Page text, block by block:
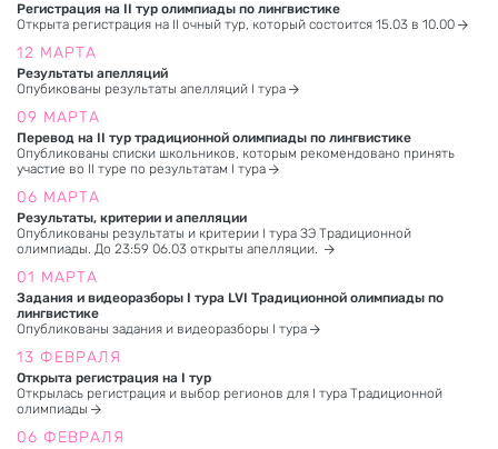
Регистрация на II тур олимпиады по лингвистике
Открыта регистрация на II очный тур, который состоится 15.03 в 10.00
12 МАРТА
Результаты апелляций
Опубикованы результаты апелляций I тура
09 МАРТА
Перевод на II тур традиционной олимпиады по лингвистике
Опубликованы списки школьников, которым рекомендовано принять
участие во II туре по результатам I тура
06 МАРТА
Результаты, критерии и апелляции
Опубликованы результаты и критерии I тура ЗЭ Традиционной
олимпиады. До 23:59 06.03 открыты апелляции.
01 МАРТА
Задания и видеоразборы I тура LVI Традиционной олимпиады по
лингвистике
Опубликованы задания и видеоразборы I тура
13 ФЕВРАЛЯ
Открыта регистрация на I тур
Открылась регистрация и выбор регионов для I тура Традиционной
олимпиады
06 ФЕВРАЛЯ